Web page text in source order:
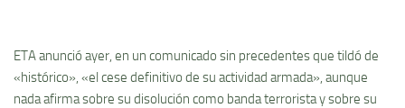
ETA anunció ayer, en un comunicado sin precedentes que tildó de
«histórico», «el cese definitivo de su actividad armada», aunque
nada afirma sobre su disolución como banda terrorista y sobre su